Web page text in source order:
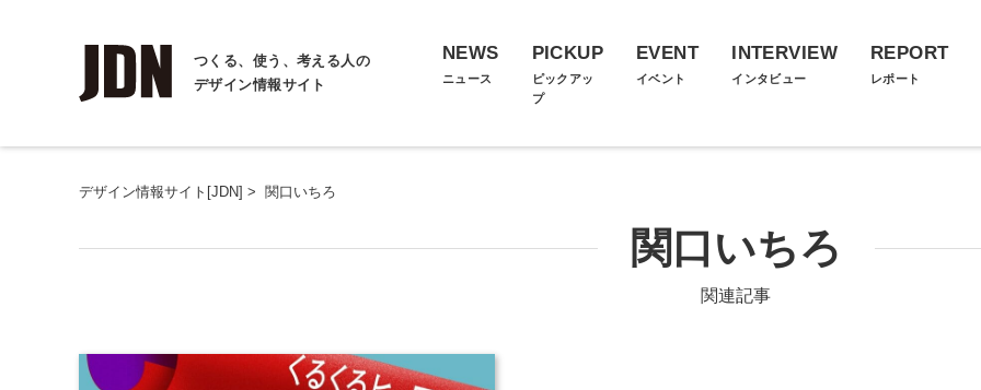
つくる、使う、考える人の
デザイン情報サイト
NEWS
ニュース
PICKUP
ピックアッ
プ
EVENT
イベント
INTERVIEW
インタビュー
REPORT
レポート
デザイン情報サイト[JDN] > 関口いちろ
関口いちろ
関連記事